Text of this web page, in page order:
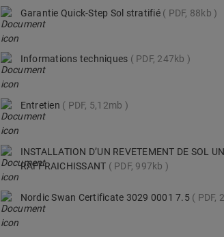
Garantie Quick-Step Sol stratifié PDF, 88kb
Informations techniques PDF, 247kb
Entretien PDF, 5,12mb
INSTALLATION D’UN REVETEMENT DE SOL
RAFFRAICHISSANT
PDF, 997kb
Nordic Swan Certificate 3029 0001 7.5 PDF,